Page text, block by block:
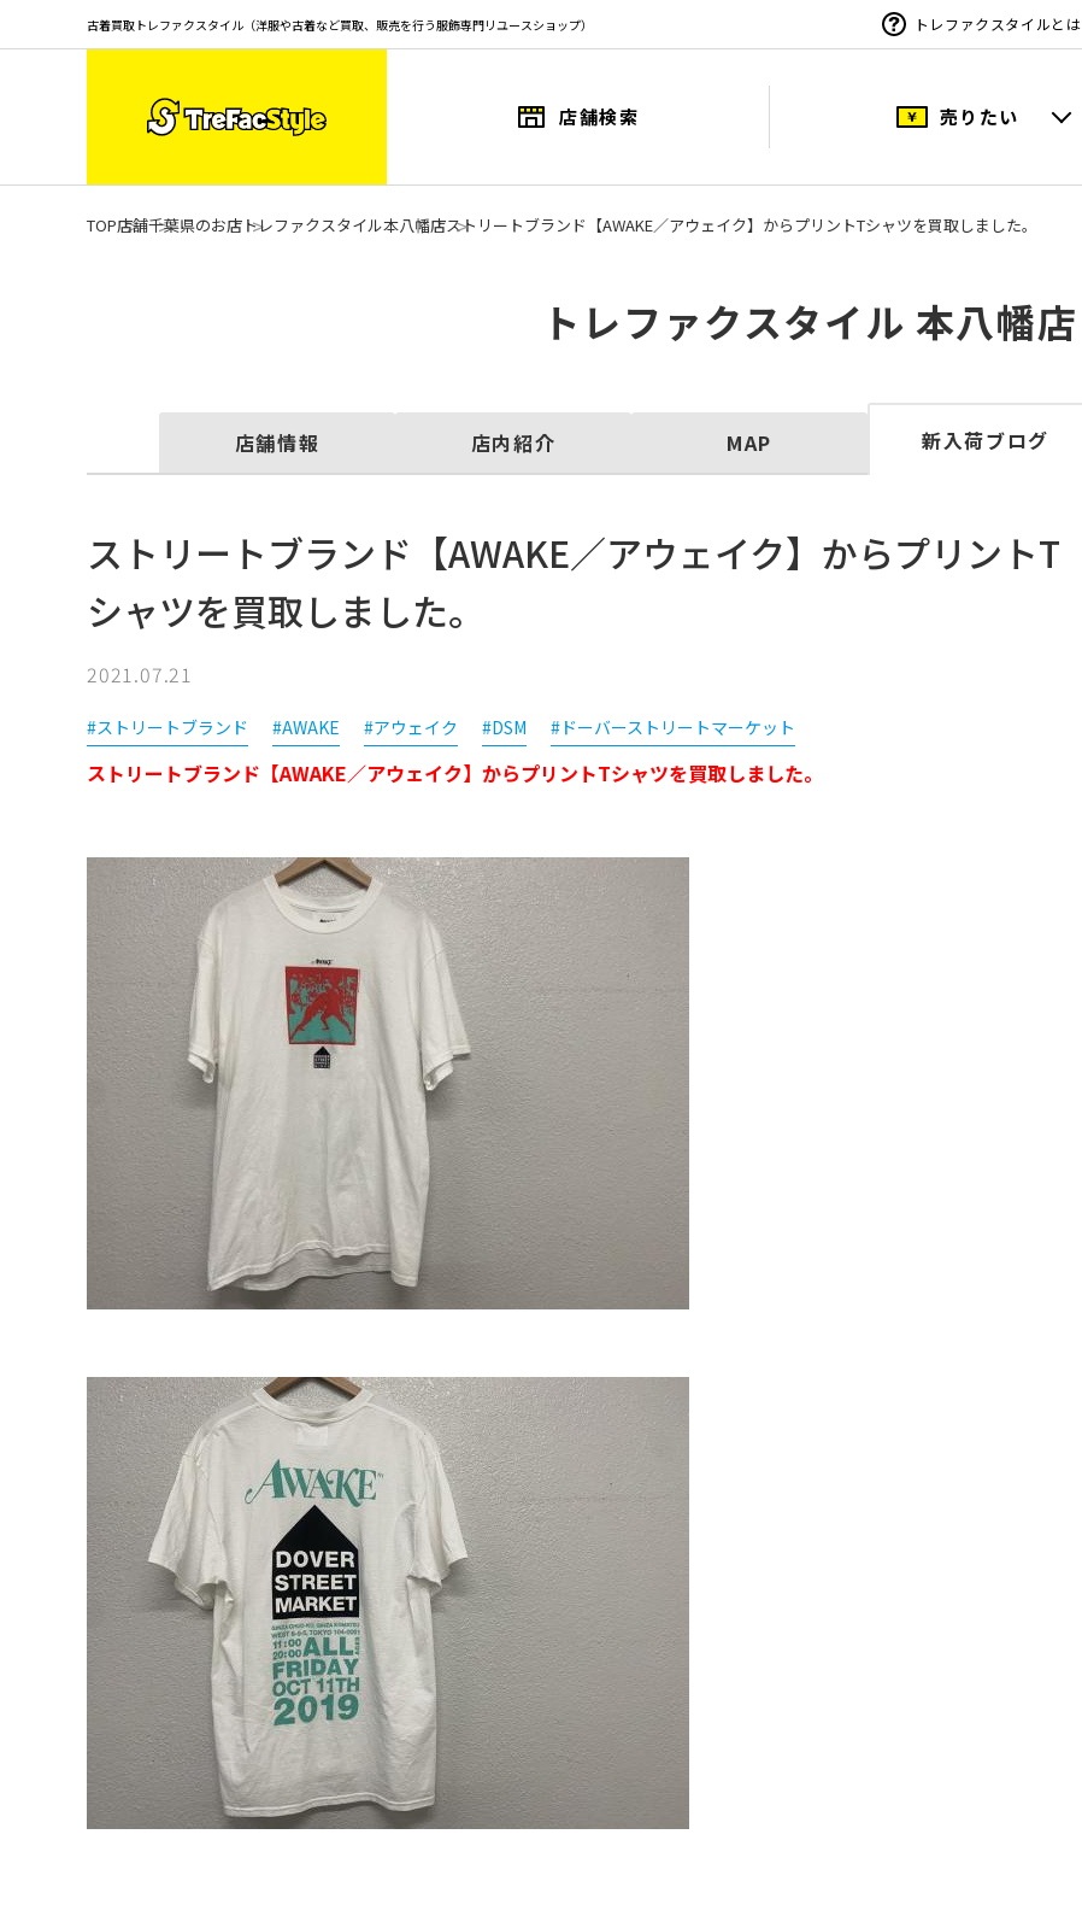
古着買取トレファクスタイル（洋服や古着など買取、販売を行う服飾専門リユースショップ） トレファクスタイルとは
店舗検索 売りたい
TOP店舗千葉県のお店 トレファクスタイル本八幡店ストリートブランド【AWAKE／アウェイク】からプリントTシャツを買取しました。
トレファクスタイル 本八幡店
店舗情報 店内紹介 MAP 新入荷ブログ
ストリートブランド【AWAKE／アウェイク】からプリントT
シャツを買取しました。
2021.07.21
#ストリートブランド #AWAKE #アウェイク #DSM #ドーバーストリートマーケット
ストリートブランド【AWAKE／アウェイク】からプリントTシャツを買取しました。